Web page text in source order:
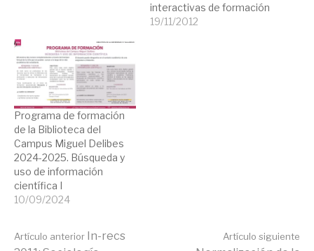
interactivas de formación
19/11/2012
Programa de formación
de la Biblioteca del
Campus Miguel Delibes
2024-2025. Búsqueda y
uso de información
científica I
10/09/2024
Artículo anterior In-recs
Artículo siguiente